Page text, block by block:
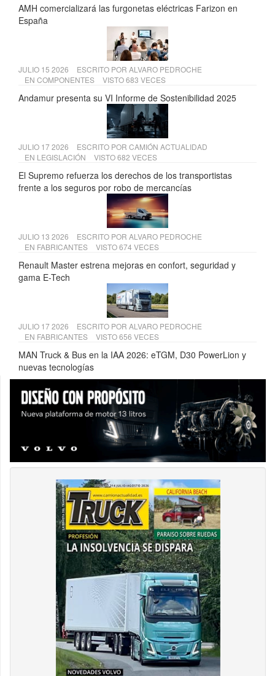
AMH comercializará las furgonetas eléctricas Farizon en
España
JULIO 15 2026 ESCRITO POR ALVARO PEDROCHE
EN COMPONENTES VISTO 683 VECES
Andamur presenta su VI Informe de Sostenibilidad 2025
JULIO 17 2026 ESCRITO POR CAMIÓN ACTUALIDAD
EN LEGISLACIÓN VISTO 682 VECES
El Supremo refuerza los derechos de los transportistas
frente a los seguros por robo de mercancías
JULIO 13 2026 ESCRITO POR ALVARO PEDROCHE
EN FABRICANTES VISTO 674 VECES
Renault Master estrena mejoras en confort, seguridad y
gama E-Tech
JULIO 17 2026 ESCRITO POR ALVARO PEDROCHE
EN FABRICANTES VISTO 656 VECES
MAN Truck & Bus en la IAA 2026: eTGM, D30 PowerLion y
nuevas tecnologías